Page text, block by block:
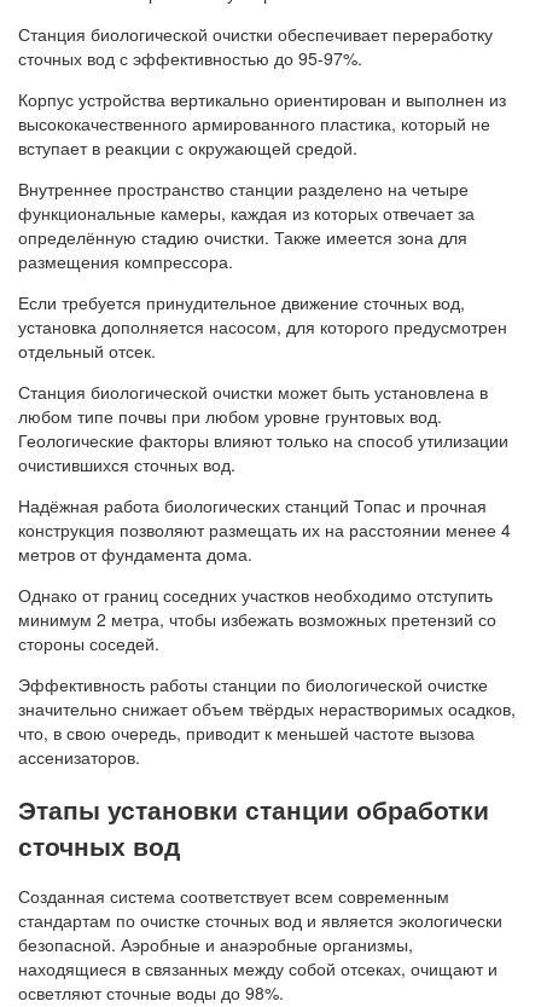
Станция биологической очистки обеспечивает переработку
сточных вод с эффективностью до 95-97%.
Корпус устройства вертикально ориентирован и выполнен из
высококачественного армированного пластика, который не
вступает в реакции с окружающей средой.
Внутреннее пространство станции разделено на четыре
функциональные камеры, каждая из которых отвечает за
определённую стадию очистки. Также имеется зона для
размещения компрессора.
Если требуется принудительное движение сточных вод,
установка дополняется насосом, для которого предусмотрен
отдельный отсек.
Станция биологической очистки может быть установлена в
любом типе почвы при любом уровне грунтовых вод.
Геологические факторы влияют только на способ утилизации
очистившихся сточных вод.
Надёжная работа биологических станций Топас и прочная
конструкция позволяют размещать их на расстоянии менее 4
метров от фундамента дома.
Однако от границ соседних участков необходимо отступить
минимум 2 метра, чтобы избежать возможных претензий со
стороны соседей.
Эффективность работы станции по биологической очистке
значительно снижает объем твёрдых нерастворимых осадков,
что, в свою очередь, приводит к меньшей частоте вызова
ассенизаторов.
Этапы установки станции обработки
сточных вод
Созданная система соответствует всем современным
стандартам по очистке сточных вод и является экологически
безопасной. Аэробные и анаэробные организмы,
находящиеся в связанных между собой отсеках, очищают и
осветляют сточные воды до 98%.